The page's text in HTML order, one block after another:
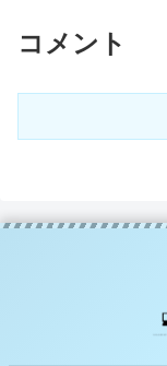
コメント